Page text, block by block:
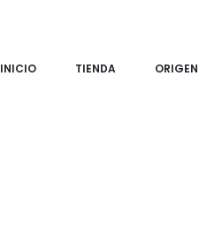
INICIO TIENDA ORIGEN